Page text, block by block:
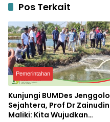
Pos Terkait
Pemerintahan
Kunjungi BUMDes Jenggolo
Sejahtera, Prof Dr Zainudin
Maliki: Kita Wujudkan
Pemerintahan